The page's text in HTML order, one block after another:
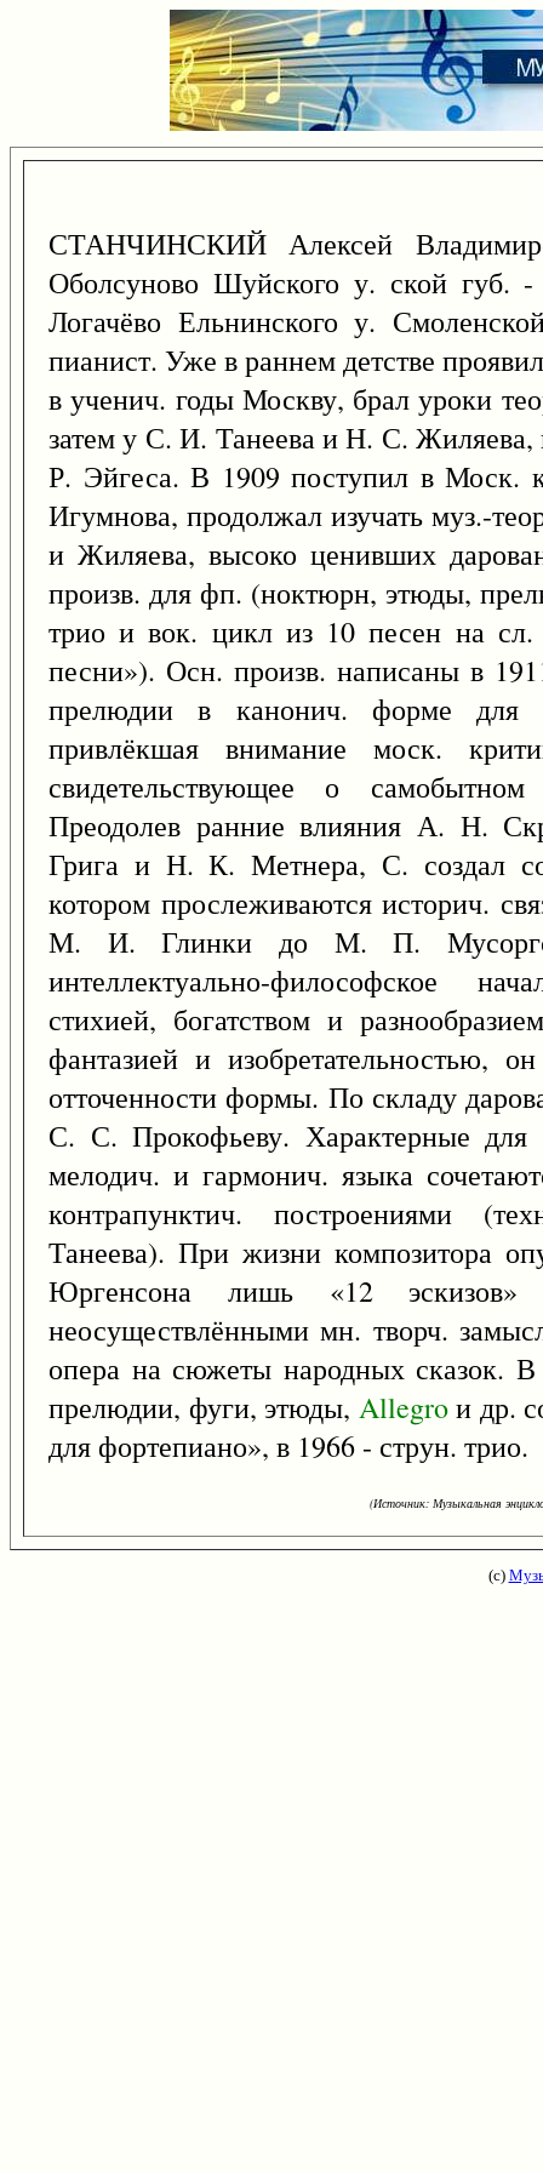
СТАНЧИНСКИЙ Алексей
Оболсуново Шуйского у. ской губ. -
Логачёво Ельнинского у.
пианист. Уже в раннем детстве
в ученич. годы Москву, брал уроки
затем у С. И. Танеева и Н. С.
Р. Эйгеса. В 1909 поступил в Моск.
Игумнова, продолжал изучать муз.-
и Жиляева, высоко ценивших
произв. для фп. (ноктюрн, этюды,
трио и вок. цикл из 10 песен на
песни»). Осн. произв. написаны в
прелюдии в канонич. форме для
привлёкшая внимание моск.
свидетельствующее о
Преодолев ранние влияния А. Н.
Грига и Н. К. Метнера, С. создал
котором прослеживаются историч.
М. И. Глинки до М. П.
интеллектуально-философское
стихией, богатством и
фантазией и изобретательностью,
отточенности формы. По складу
С. С. Прокофьеву. Характерные для
мелодич. и гармонич. языка
контрапунктич. построениями
Танеева). При жизни композитора
Юргенсона лишь «12
неосуществлёнными мн. творч.
опера на сюжеты народных сказок.
прелюдии, фуги, этюды, Allegroи др.
для фортепиано», в 1966 - струн. трио.
(Источник: Музыкальная
(с)